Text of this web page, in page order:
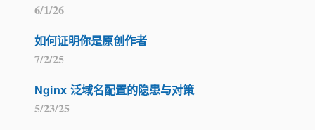
6/1/26
7/2/25
如何证明你是原创作者
5/23/25
Nginx 泛域名配置的隐患与对策